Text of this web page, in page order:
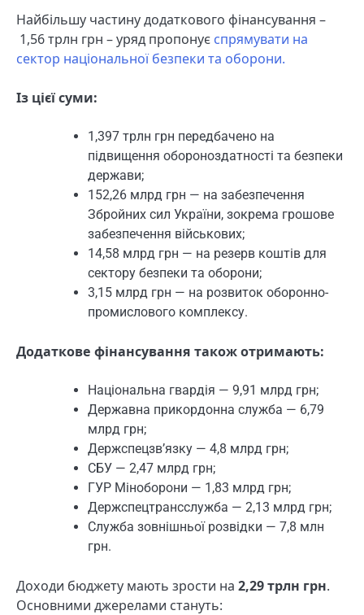
Найбільшу частину додаткового фінансування –
1,56 трлн грн – уряд пропонує спрямувати на
сектор національної безпеки та оборони.
Із цієї суми:
1,397 трлн грн передбачено на
підвищення обороноздатності та безпеки
держави;
152,26 млрд грн — на забезпечення
Збройних сил України, зокрема грошове
забезпечення військових;
14,58 млрд грн — на резерв коштів для
сектору безпеки та оборони;
3,15 млрд грн — на розвиток оборонно-
промислового комплексу.
Додаткове фінансування також отримають:
Національна гвардія — 9,91 млрд грн;
Державна прикордонна служба — 6,79
млрд грн;
Держспецзв’язку — 4,8 млрд грн;
СБУ — 2,47 млрд грн;
ГУР Міноборони — 1,83 млрд грн;
Держспецтрансслужба — 2,13 млрд грн;
Служба зовнішньої розвідки — 7,8 млн
грн.
Доходи бюджету мають зрости на 2,29 трлн грн.
Основними джерелами стануть: